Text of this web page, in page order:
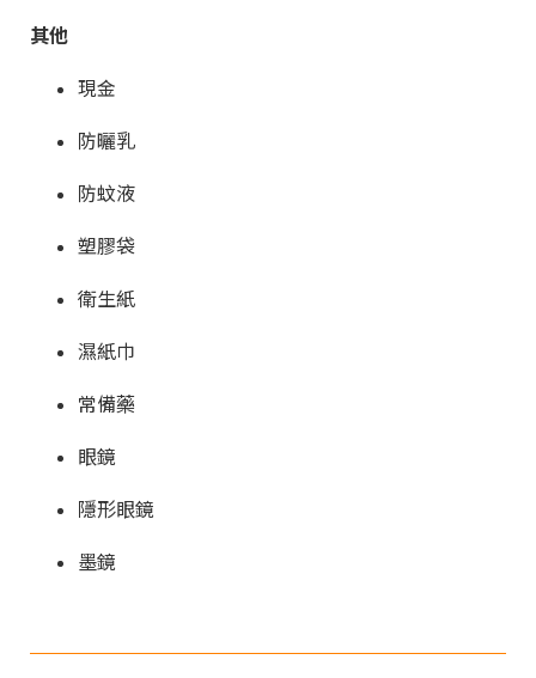
其他
現金
防曬乳
防蚊液
塑膠袋
衛生紙
濕紙巾
常備藥
眼鏡
隱形眼鏡
墨鏡